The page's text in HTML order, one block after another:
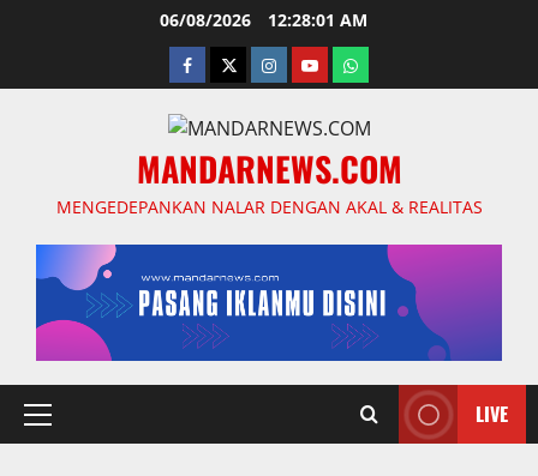
06/08/2026 12:28:02 AM
facebooktwitterinstagram.com
youtubewhatsapp
MANDARNEWS.COM
MENGEDEPANKAN NALAR DENGAN AKAL & REALITAS
Primary
LIVE